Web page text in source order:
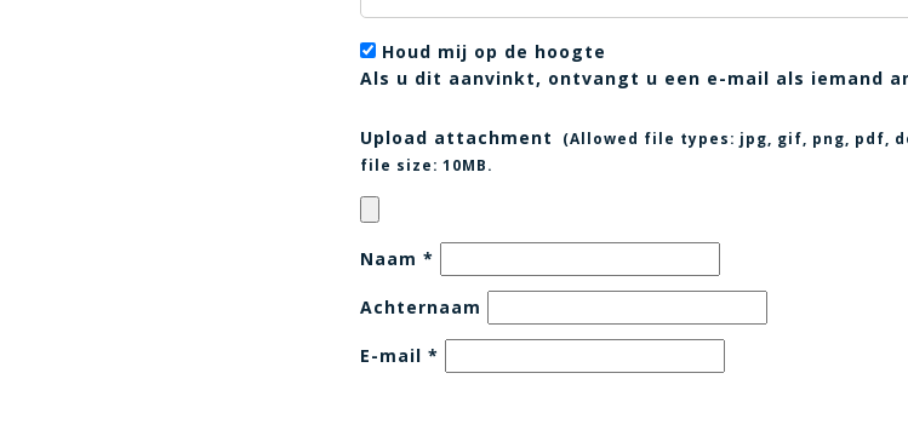
Houd mij op de hoogte
Als u dit aanvinkt, ontvangt u een e-mail als iemand
Upload attachment (Allowed file types: jpg, gif, png, pdf,
file size: 10MB.
Naam *
Achternaam
E-mail *